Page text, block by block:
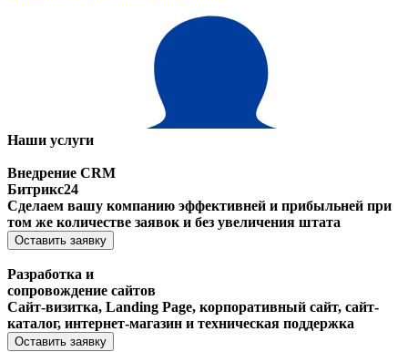
Наши услуги
Внедрение CRM
Битрикс24
Сделаем вашу компанию эффективней и прибыльней при
том же количестве заявок и без увеличения штата
Оставить заявку
Разработка и
сопровождение сайтов
Сайт-визитка, Landing Page, корпоративный сайт, сайт-
каталог, интернет-магазин и техническая поддержка
Оставить заявку